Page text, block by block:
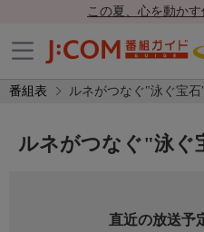
この夏、心を動か
番組表 ルネがつなぐ"泳ぐ宝
ルネがつなぐ"泳ぐ
直近の放送予